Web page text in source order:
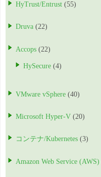
HyTrust/Entrust (55)
Druva (22)
Accops (22)
HySecure (4)
VMware vSphere (40)
Microsoft Hyper-V (20)
コンテナ/Kubernetes (3)
Amazon Web Service (AWS)